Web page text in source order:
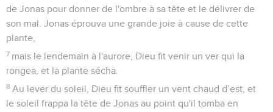
de Jonas pour donner de l'ombre à sa tête et le délivrer de
son mal. Jonas éprouva une grande joie à cause de cette
plante,
7 mais le lendemain à l'aurore, Dieu fit venir un ver qui la
rongea, et la plante sécha.
8 Au lever du soleil, Dieu fit souffler un vent chaud d’est, et
le soleil frappa la tête de Jonas au point qu'il tomba en